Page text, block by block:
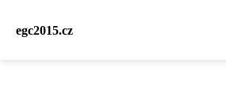
egc2015.cz